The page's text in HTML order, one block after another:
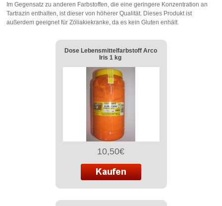
Im Gegensatz zu anderen Farbstoffen, die eine geringere Konzentration an
Tartrazin enthalten, ist dieser von höherer Qualität. Dieses Produkt ist
außerdem geeignet für Zöliakiekranke, da es kein Gluten enhält.
Dose Lebensmittelfarbstoff Arco
Iris 1 kg
10,50€